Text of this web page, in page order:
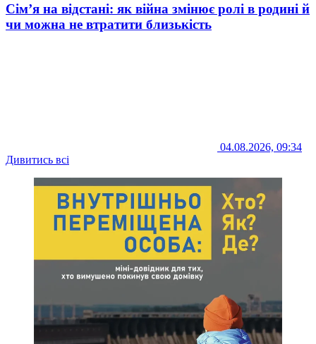
Сім’я на відстані: як війна змінює ролі в родині й
чи можна не втратити близькість
04.08.2026, 09:34
Дивитись всі